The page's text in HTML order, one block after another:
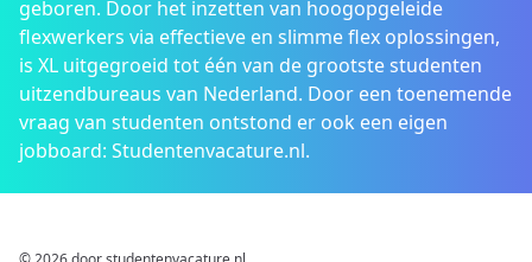
geboren. Door het inzetten van hoogopgeleide
flexwerkers via effectieve en slimme flex oplossingen,
is XL uitgegroeid tot één van de grootste studenten
uitzendbureaus van Nederland. Door een toenemende
vraag van studenten ontstond er ook een eigen
jobboard: Studentenvacature.nl.